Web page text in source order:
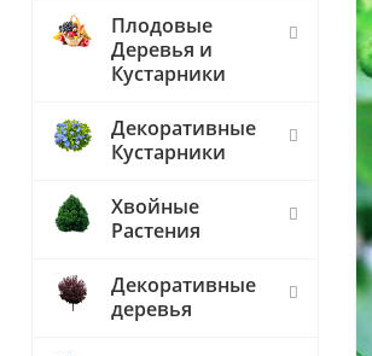
Плодовые
Деревья и
Кустарники
Декоративные
Кустарники
Хвойные
Растения
Декоративные
деревья